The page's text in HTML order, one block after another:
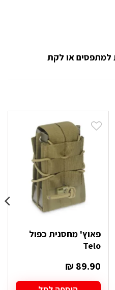
למתפסים או לקת
פאוץ' מחסנית כפול
Telo
₪ 89.90